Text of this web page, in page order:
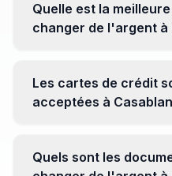
établissements réputés
Quelle est la
changer de l'argent à
soyez attentif aux
de vos devises.
Les cartes de crédit
acceptées à
Cependant, avoir un peu
Quels sont les